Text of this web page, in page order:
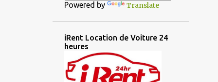
Powered by Translate
iRent Location de Voiture 24
heures